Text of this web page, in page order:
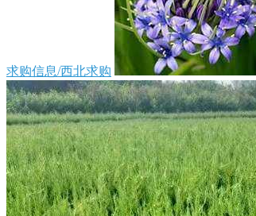
求购信息/西北求购